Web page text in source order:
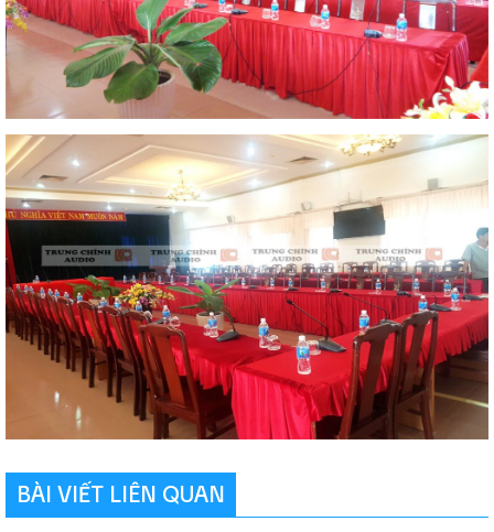
BÀI VIẾT LIÊN QUAN